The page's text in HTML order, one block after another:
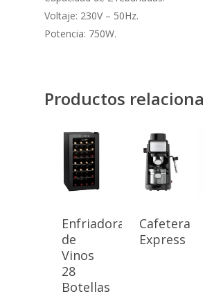
Voltaje: 230V – 50Hz.
Potencia: 750W.
Productos
Enfriadora
de
Vinos
28
Botellas
Cafetera
Express